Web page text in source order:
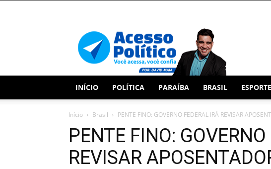
INÍCIO POLÍTICA PARAÍBA BRASIL
Início Brasil PENTE FINO: GOVERNO FEDERAL IRÁ REVISAR
PENTE FINO:
REVISAR